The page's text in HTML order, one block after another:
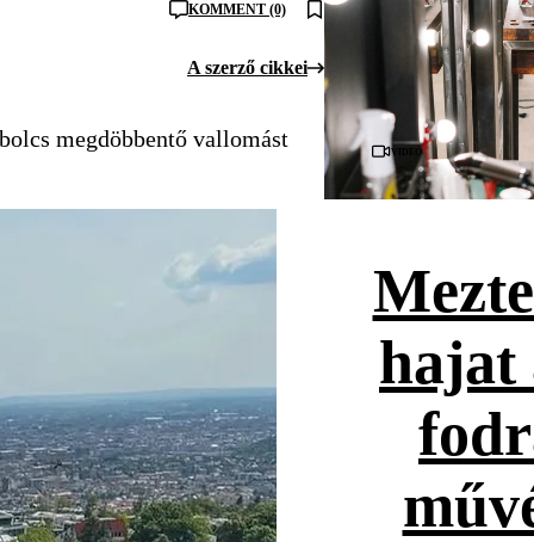
KOMMENT (0)
A szerző cikkei
megdöbbentő vallomást
Videó
hajat